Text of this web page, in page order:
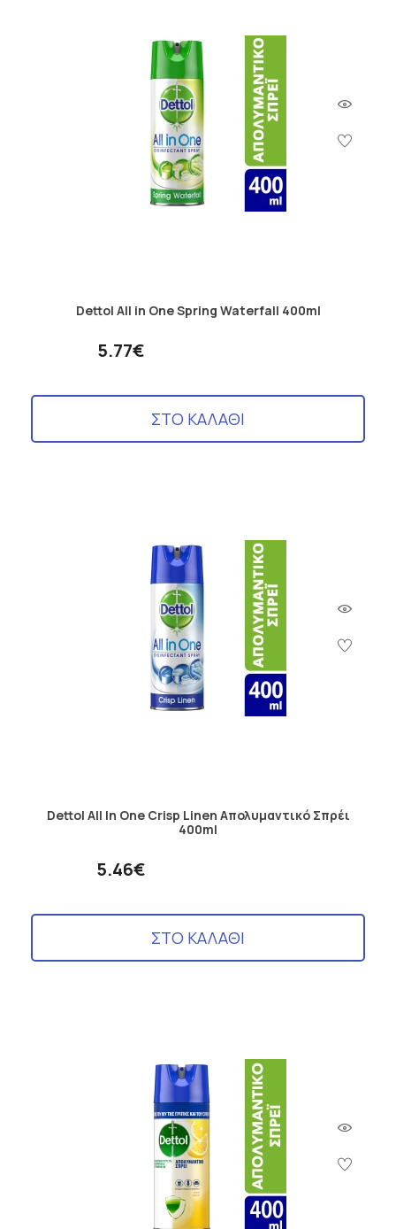
Dettol All in One Spring Waterfall 400ml
5.77€
ΣΤΟ ΚΑΛΑΘΙ
Dettol All In One Crisp Linen Απολυμαντικό Σπρέι
400ml
5.46€
ΣΤΟ ΚΑΛΑΘΙ